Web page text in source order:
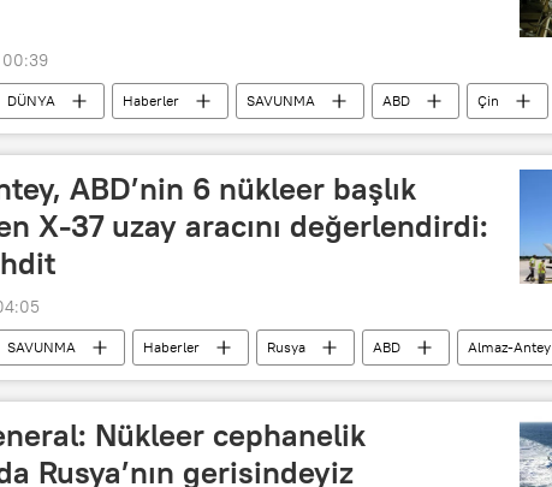
00:39
DÜNYA Haberler SAVUNMA ABD
Çin
uçağı Kıtalararası balistik füze
ABD’nin 6 nükleer başlık
X-37 uzay aracını değerlendirdi:
SAVUNMA Haberler Rusya ABD
Almaz-Antey
aracı
Nükleer cephanelik
Rusya’nın gerisindeyiz